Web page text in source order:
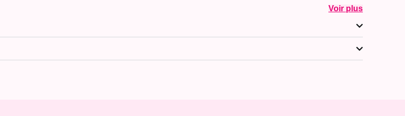
Voir plus